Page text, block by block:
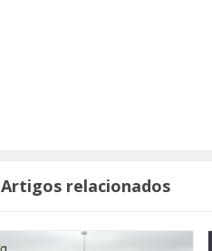
Artigos relacionados